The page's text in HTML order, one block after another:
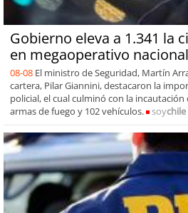
Gobierno eleva a 1.341 la
en megaoperativo
08-08 El ministro de Seguridad, Martín
cartera, Pilar Giannini, destacaron la
policial, el cual culminó con la incautación
armas de fuego y 102 vehículos.
soychile